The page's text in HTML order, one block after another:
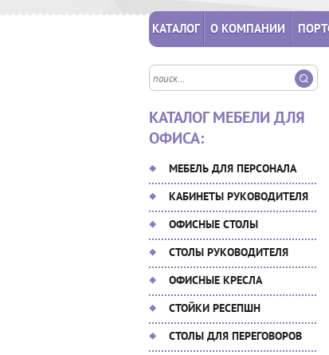
КАТАЛОГ О КОМПАНИИ
КАТАЛОГ МЕБЕЛИ ДЛЯ
ОФИСА:
МЕБЕЛЬ ДЛЯ ПЕРСОНАЛА
КАБИНЕТЫ РУКОВОДИТЕЛЯ
ОФИСНЫЕ СТОЛЫ
СТОЛЫ РУКОВОДИТЕЛЯ
ОФИСНЫЕ КРЕСЛА
СТОЙКИ РЕСЕПШН
СТОЛЫ ДЛЯ ПЕРЕГОВОРОВ